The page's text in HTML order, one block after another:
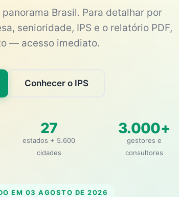
Brasil. Para detalhar por
senioridade, IPS e o relatório PDF,
— acesso imediato.
Conhecer o IPS
27
estados + 5.600
cidades
3.000+
gestores e
consultores
EM 03 AGOSTO DE 2026